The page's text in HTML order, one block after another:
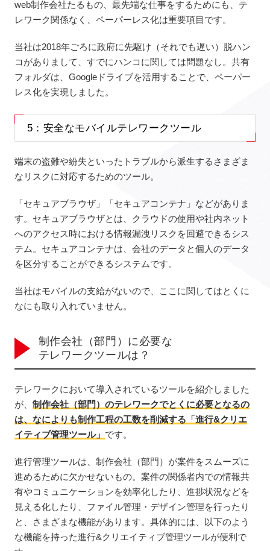
web制作会社たるもの、最先端な仕事をするためにも、テ
レワーク関係なく、ペーパーレス化は重要項目です。
当社は2018年ごろに政府に先駆け（それでも遅い）脱ハン
コがありまして、すでにハンコに関しては問題なし。共有
フォルダは、Googleドライブを活用することで、ペーパー
レス化を実現しました。
5：安全なモバイルテレワークツール
端末の盗難や紛失といったトラブルから派生するさまざま
なリスクに対応するためのツール。
「セキュアブラウザ」「セキュアコンテナ」などがありま
す。セキュアブラウザとは、クラウドの使用や社内ネット
へのアクセス時における情報漏洩リスクを回避できるシス
テム。セキュアコンテナは、会社のデータと個人のデータ
を区分することができるシステムです。
当社はモバイルの支給がないので、ここに関してはとくに
なにも取り入れていません。
制作会社（部門）に必要な
テレワークツールは？
テレワークにおいて導入されているツールを紹介しました
が、 制作会社（部門）のテレワークでとくに必要となるの
は、なによりも制作工程の工数を削減する「進行&クリエ
イティブ管理ツール」 です。
進行管理ツールは、制作会社（部門）が案件をスムーズに
進めるために欠かせないもの。案件の関係者内での情報共
有やコミュニケーションを効率化したり、進捗状況などを
見える化したり、ファイル管理・デザイン管理を行ったり
と、さまざまな機能があります。具体的には、以下のよう
な機能を持った進行&クリエイティブ管理ツールが便利で